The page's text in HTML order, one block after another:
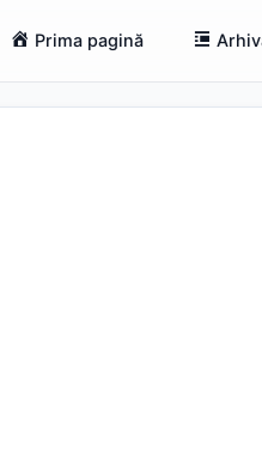
Prima pagină